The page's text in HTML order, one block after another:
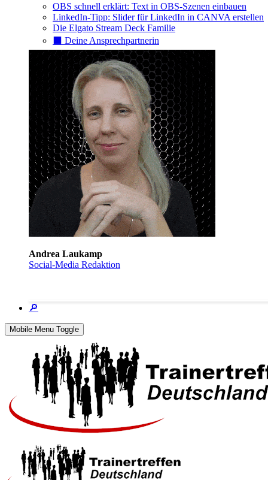
OBS schnell erklärt: Text in OBS-Szenen einbauen
LinkedIn-Tipp: Slider für LinkedIn in CANVA erstellen
Die Elgato Stream Deck Familie
⬛️ Deine Ansprechpartnerin
Andrea Laukamp
Social-Media Redaktion
🔎
Mobile Menu Toggle